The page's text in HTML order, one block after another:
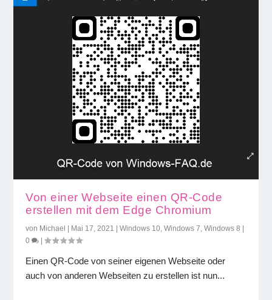
Von einer Webseite einen QR-Code
erstellen mit dem Edge Chromium
von Michael Mai 17, 2021 |Windows 10,Windows 7,Windows 8
0
|
Einen QR-Code von seiner eigenen Webseite oder
auch von anderen Webseiten zu erstellen ist nun...